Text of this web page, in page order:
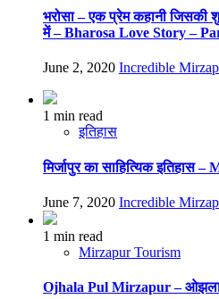
भरोसा – एक प्रेम कहानी जिसकी
में – Bharosa Love Story –
June 2, 2020 Incredible
1 min read
इतिहास
मिर्जापुर का साहित्यिक इतिहास
June 7, 2020 Incredible
1 min read
Mirzapur Tourism
Ojhala Pul Mirzapur – ओझला